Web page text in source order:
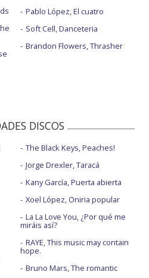
Pablo López, El cuatro
Soft Cell, Danceteria
Brandon Flowers, Thrasher
DISCOS
The Black Keys, Peaches!
Jorge Drexler, Taracá
Kany García, Puerta abierta
Xoel López, Oniria popular
La La Love You, ¿Por qué me
miráis así?
RAYE, This music may contain
hope.
Bruno Mars, The romantic